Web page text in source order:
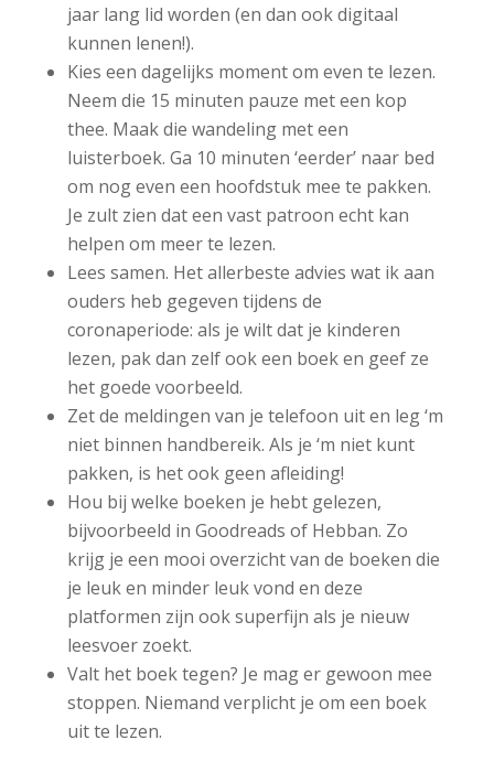
jaar lang lid worden (en dan ook digitaal
kunnen lenen!).
Kies een dagelijks moment om even te lezen.
Neem die 15 minuten pauze met een kop
thee. Maak die wandeling met een
luisterboek. Ga 10 minuten ‘eerder’ naar bed
om nog even een hoofdstuk mee te pakken.
Je zult zien dat een vast patroon echt kan
helpen om meer te lezen.
Lees samen. Het allerbeste advies wat ik aan
ouders heb gegeven tijdens de
coronaperiode: als je wilt dat je kinderen
lezen, pak dan zelf ook een boek en geef ze
het goede voorbeeld.
Zet de meldingen van je telefoon uit en leg ‘m
niet binnen handbereik. Als je ‘m niet kunt
pakken, is het ook geen afleiding!
Hou bij welke boeken je hebt gelezen,
bijvoorbeeld in Goodreads of Hebban. Zo
krijg je een mooi overzicht van de boeken die
je leuk en minder leuk vond en deze
platformen zijn ook superfijn als je nieuw
leesvoer zoekt.
Valt het boek tegen? Je mag er gewoon mee
stoppen. Niemand verplicht je om een boek
uit te lezen.